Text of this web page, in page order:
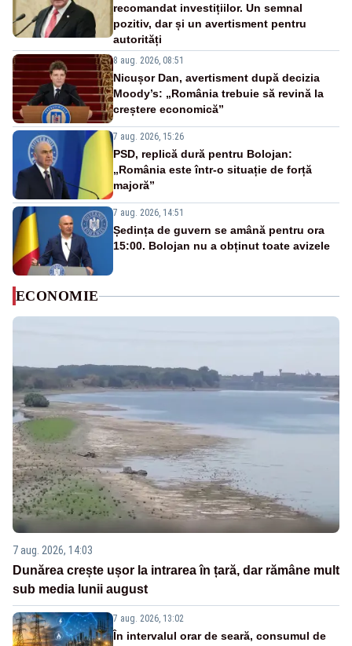
recomandat investițiilor. Un semnal
pozitiv, dar și un avertisment pentru
autorități
8 aug. 2026, 08:51
Nicușor Dan, avertisment după decizia
Moody’s: „România trebuie să revină la
creștere economică”
7 aug. 2026, 15:26
PSD, replică dură pentru Bolojan:
„România este într-o situație de forță
majoră”
7 aug. 2026, 14:51
Ședința de guvern se amână pentru ora
15:00. Bolojan nu a obținut toate avizele
ECONOMIE
7 aug. 2026, 14:03
Dunărea crește ușor la intrarea în țară, dar rămâne mult
sub media lunii august
7 aug. 2026, 13:02
În intervalul orar de seară, consumul de